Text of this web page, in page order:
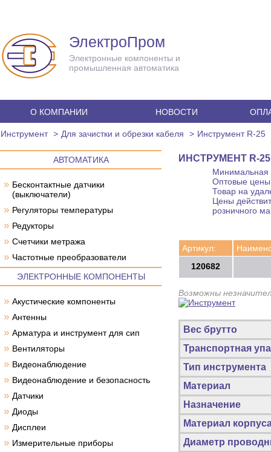
ЭлектроПром
Электронные компоненты и
промышленная автоматика
О КОМПАНИИ НОВОСТИ
Инструмент Для зачистки и обрезки кабеля Инструмент R-25
АВТОМАТИКА
» Бесконтактные датчики
(выключатели)
» Регуляторы температуры
» Редукторы
» Счетчики метража
» Частотные преобразователи
ЭЛЕКТРОННЫЕ КОМПОНЕНТЫ
» Акустические компоненты
» Антенны
» Арматура и инструмент для сип
» Вентиляторы
» Видеонаблюдение
» Видеонаблюдение и безопасность
» Датчики
» Диоды
» Дисплеи
» Измерительные приборы
ИНСТРУМЕНТ R-25
Минимальная
Оптовые цены
Товар на
Цены
розничного
Артикул:
120682
Возможны
Вес брутто
Транспортная
Тип инструмента
Материал
Назначение
Материал
Диаметр